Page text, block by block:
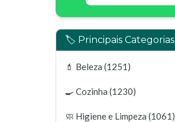
🏷️ Principais Categorias
💄 Beleza (1251)
🍳 Cozinha (1230)
🧼 Higiene e Limpeza (1061)